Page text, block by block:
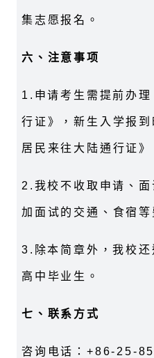
集志愿报名。
六、注意事项
1. 申请考生需提前办
行证》，新生入学报
居民来往大陆通行证》
2. 我校不收取申请、
加面试的交通、食宿等
3. 除本简章外，我校
高中毕业生。
七、联系方式
咨询电话： +86-25-